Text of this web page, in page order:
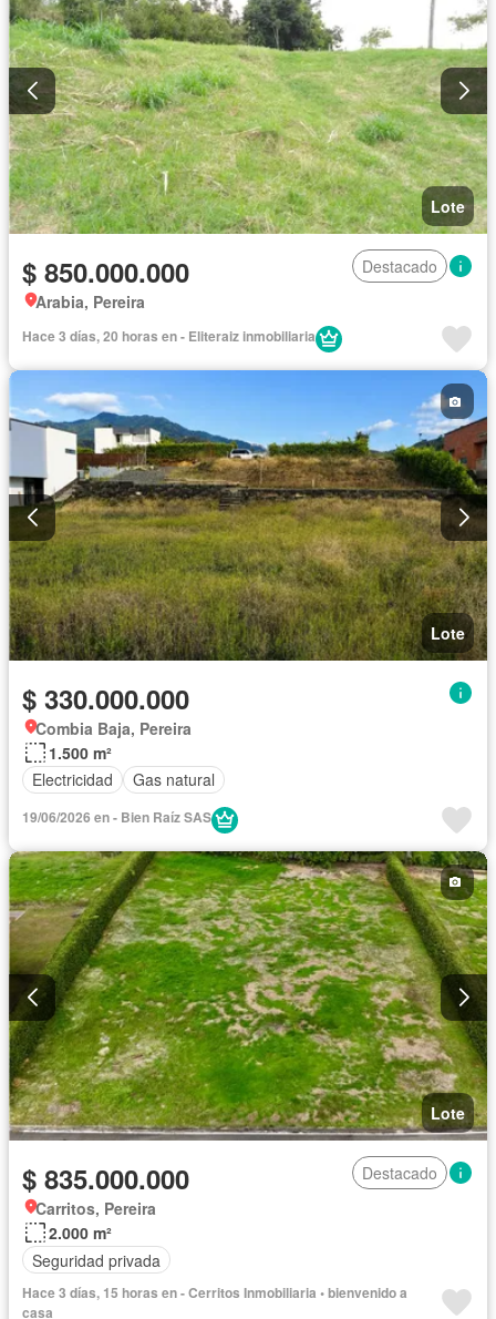
Lote
$ 850.000.000
Destacado
Arabia, Pereira
Hace 3 días, 20 horas en - Eliteraiz inmobiliaria
Lote
$ 330.000.000
Combia Baja, Pereira
1.500 m²
Electricidad
Gas natural
19/06/2026 en - Bien Raíz SAS
Lote
$ 835.000.000
Destacado
Carritos, Pereira
2.000 m²
Seguridad privada
Hace 3 días, 15 horas en - Cerritos Inmobiliaria • bienvenido a
casa